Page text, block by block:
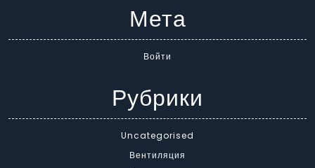
Мета
Войти
Рубрики
Uncategorised
Вентиляция